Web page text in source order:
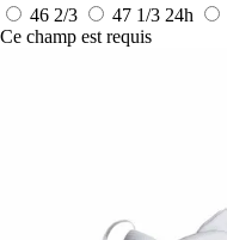
46 2/3
47 1/3 24h
Ce champ est requis